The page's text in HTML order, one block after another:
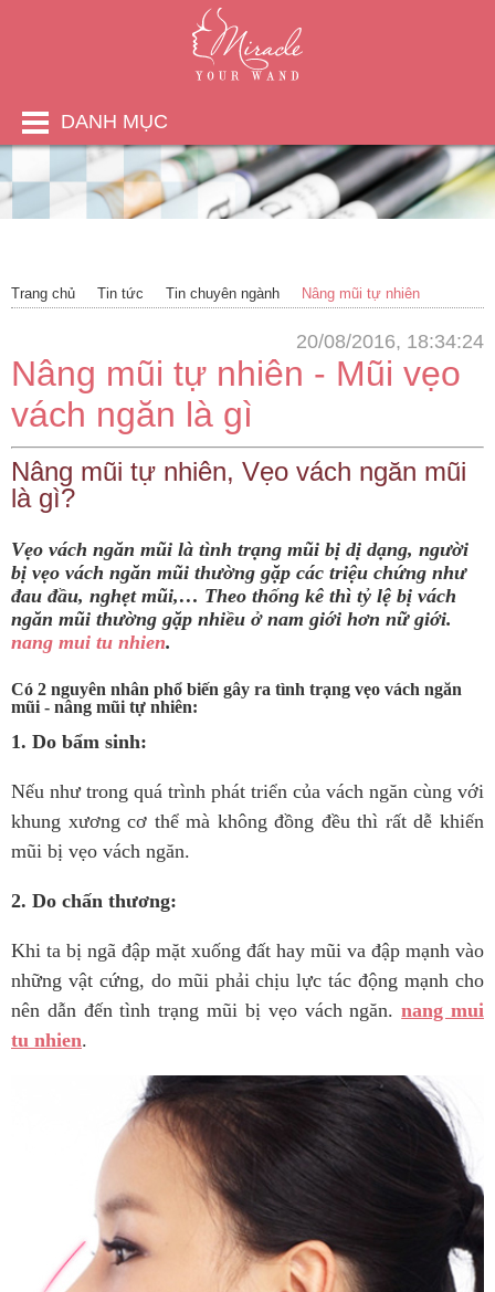
DANH MỤC
Trang chủ Tin tức Tin chuyên ngành Nâng mũi tự nhiên
20/08/2016, 18:34:24
Nâng mũi tự nhiên - Mũi vẹo
vách ngăn là gì
Nâng mũi tự nhiên, Vẹo vách ngăn mũi
là gì?
Vẹo vách ngăn mũi là tình trạng mũi bị dị dạng, người
bị vẹo vách ngăn mũi thường gặp các triệu chứng như
đau đầu, nghẹt mũi,… Theo thống kê thì tỷ lệ bị vách
ngăn mũi thường gặp nhiều ở nam giới hơn nữ giới.
nang mui tu nhien.
Có 2 nguyên nhân phổ biến gây ra tình trạng vẹo vách ngăn
mũi - nâng mũi tự nhiên:
1. Do bẩm sinh:
Nếu như trong quá trình phát triển của vách ngăn cùng với
khung xương cơ thể mà không đồng đều thì rất dễ khiến
mũi bị vẹo vách ngăn.
2. Do chấn thương:
Khi ta bị ngã đập mặt xuống đất hay mũi va đập mạnh vào
những vật cứng, do mũi phải chịu lực tác động mạnh cho
nên dẫn đến tình trạng mũi bị vẹo vách ngăn.nang mui
tu nhien.